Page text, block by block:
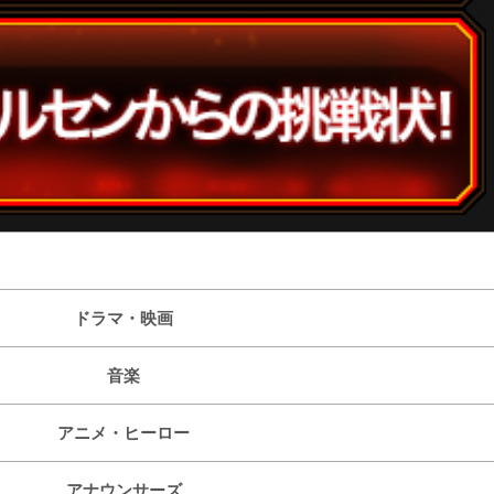
ドラマ・映画
音楽
アニメ・ヒーロー